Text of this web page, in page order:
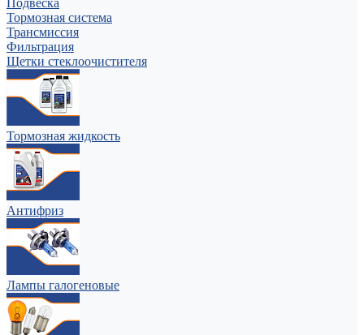
Подвеска
Тормозная система
Трансмиссия
Фильтрация
Щетки стеклоочистителя
Тормозная жидкость
Антифриз
Лампы галогеновые